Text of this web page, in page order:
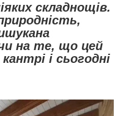
складнощів.
на те, що цей
і сьогодні